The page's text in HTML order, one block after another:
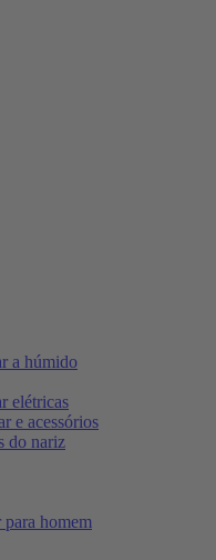
a húmido
elétricas
e acessórios
do nariz
homem